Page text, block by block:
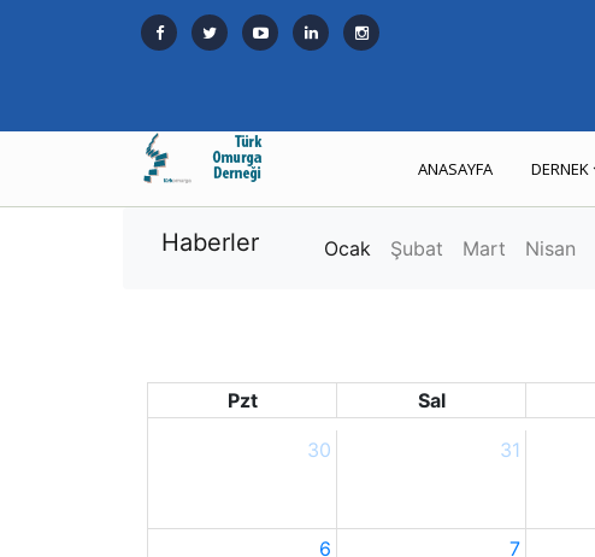
ANASAYFA DERNEK
Haberler Ocak Şubat Mart Nisan
Pzt Sal
30 31
6 7